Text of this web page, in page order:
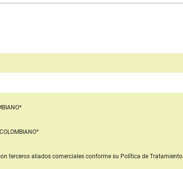
terceros aliados comercialesconforme su Política de Tratamiento